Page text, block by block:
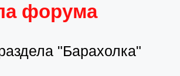
форума
"Барахолка"